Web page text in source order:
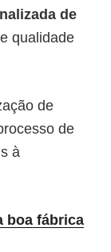
de
qualidade
de
de
à
boa fábrica